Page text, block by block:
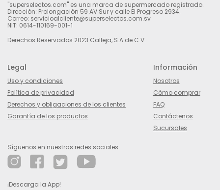
"superselectos.com" es una marca de supermercado registrado.
Dirección: Prolongación 59 AV Sur y calle El Progreso 2934.
Correo: servicioalcliente@superselectos.com.sv
NIT: 0614-110169-001-1
Derechos Reservados 2023 Calleja, S.A de C.V.
Legal
Uso y condiciones
Política de privacidad
Derechos y obligaciones de los clientes
Garantía de los productos
Información
Nosotros
Cómo comprar
FAQ
Contáctenos
Sucursales
Síguenos en nuestras redes sociales
¡Descarga la App!